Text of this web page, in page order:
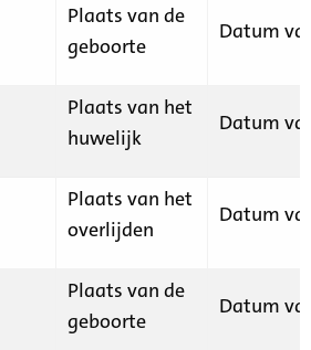
Plaats van de
geboorte
Datum
Plaats van het
huwelijk
Datum
Plaats van het
overlijden
Datum
Plaats van de
geboorte
Datum